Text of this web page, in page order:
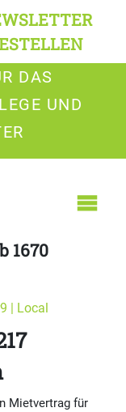
DAS
UND
1670
| Local
Mietvertrag für